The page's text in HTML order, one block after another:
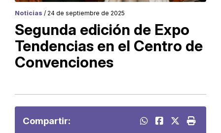
Noticias / 24 de septiembre de 2025
Segunda edición de Expo
Tendencias en el Centro de
Convenciones
Compartir: